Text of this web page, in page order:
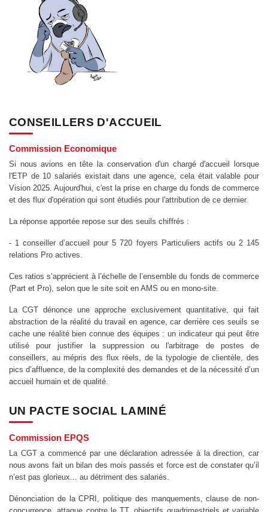
CONSEILLERS D'ACCUEIL
Commission Economique
Si nous avions en tête la conservation d'un chargé d'accueil lorsque
l'ETP de 10 salariés existait dans une agence, cela était valable pour
Vision 2025. Aujourd'hui, c'est la prise en charge du fonds de commerce
et des flux d'opération qui sont étudiés pour l'attribution de ce dernier.
La réponse apportée repose sur des seuils chiffrés :
- 1 conseiller d’accueil pour 5 720 foyers Particuliers actifs ou 2 145
relations Pro actives.
Ces ratios s’apprécient à l’échelle de l’ensemble du fonds de commerce
(Part et Pro), selon que le site soit en AMS ou en mono-site.
La CGT dénonce une approche exclusivement quantitative, qui fait
abstraction de la réalité du travail en agence, car derrière ces seuils se
cache une réalité bien connue des équipes : un indicateur qui peut être
utilisé pour justifier la suppression ou l'arbitrage de postes de
conseillers, au mépris des flux réels, de la typologie de clientèle, des
pics d’affluence, de la complexité des demandes et de la nécessité d’un
accueil humain et de qualité.
UN PACTE SOCIAL LAMINÉ
Commission EPQS
La CGT a commencé par une déclaration adressée à la direction, car
nous avons fait un bilan des mois passés et force est de constater qu’il
n’est pas glorieux... au détriment des salariés.
Dénonciation de la CPRI, politique des manquements, clause de non-